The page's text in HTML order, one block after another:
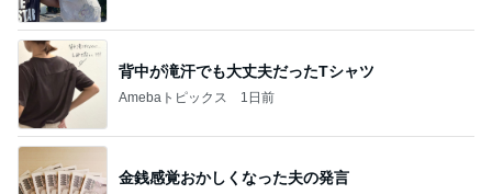
背中が滝汗でも大丈夫だったTシャツ
Amebaトピックス 1日前
金銭感覚おかしくなった夫の発言